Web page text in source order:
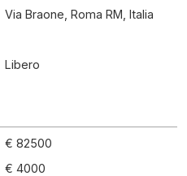
Via Braone, Roma RM, Italia
Libero
€ 82500
€ 4000